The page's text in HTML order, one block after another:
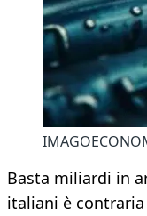
Basta miliardi in
italiani è contraria